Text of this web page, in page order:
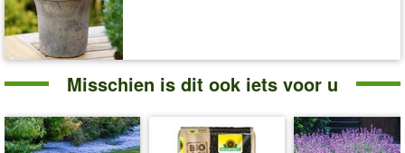
Misschien is dit ook iets voor u